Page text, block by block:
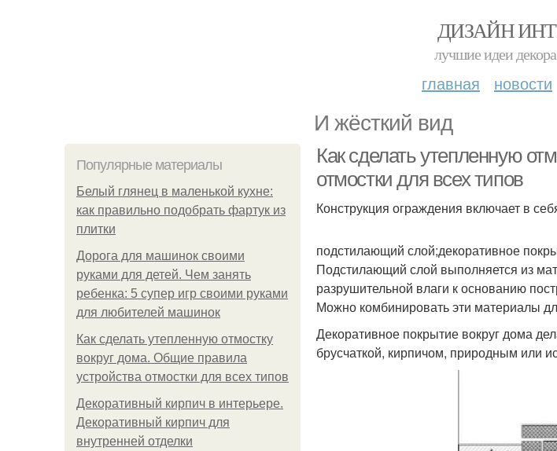
ДИЗАЙН
лучшие идеи
главная новости
И жёсткий вид
Популярные материалы
Белый глянец в маленькой кухне:
как правильно подобрать фартук из
плитки
Дорога для машинок своими
руками для детей. Чем занять
ребенка: 5 супер игр своими руками
для любителей машинок
Как сделать утепленную отмостку
вокруг дома. Общие правила
устройства отмостки для всех типов
Декоративный кирпич в интерьере.
Декоративный кирпич для
внутренней отделки
Как сделать утепленную
отмостки для всех типов
Конструкция ограждения включает в
подстилающий слой;декоративное
Подстилающий слой выполняется из
разрушительной влаги к основанию
Можно комбинировать эти материалы
Декоративное покрытие вокруг дома
брусчаткой, кирпичом, природным или